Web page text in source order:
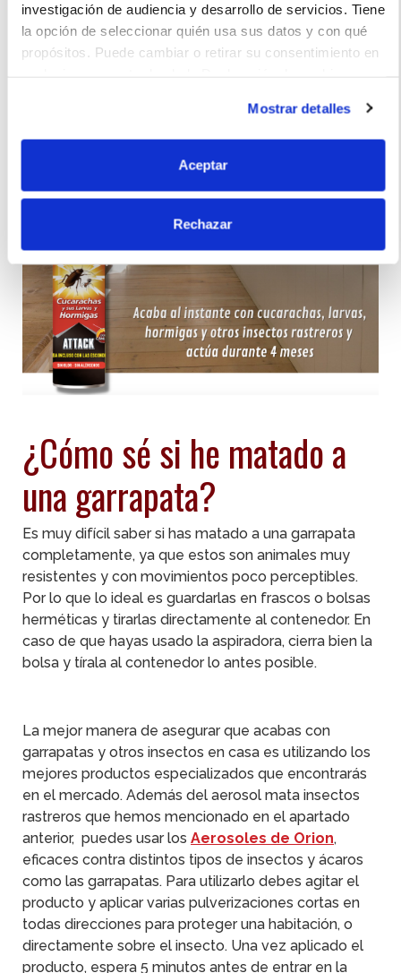
investigación de audiencia y desarrollo de servicios. Tiene
la opción de seleccionar quién usa sus datos y con qué
propósitos. Puede cambiar o retirar su consentimiento en
Si lo permite, también quisiéramos:
Recopilar información sobre su ubicación
Identificar su dispositivo analizándolo activamente
para buscar características específicas (huellas
digitales)
Obtenga más información sobre cómo se procesan sus
datos personales y establezca sus preferencias en la
sección de datos
. Puede cambiar o retirar su
consentimiento en cualquier momento en la Declaración
de cookies.
el contenido y los anuncios, ofrecer funciones de redes
sociales y analizar el tráfico. Además, compartimos
información sobre el uso que haga del sitio web con
nuestros partners de redes sociales, publicidad y análisis
web, quienes pueden combinarla con otra información que
les haya proporcionado o que hayan recopilado a partir
del uso que haya hecho de sus servicios.
Mostrar detalles
Aceptar
Rechazar
¿Cómo sé si he matado a
una garrapata?
Es muy difícil saber si has matado a una garrapata
completamente, ya que estos son animales muy
resistentes y con movimientos poco perceptibles.
Por lo que lo ideal es guardarlas en frascos o bolsas
herméticas y tirarlas directamente al contenedor. En
caso de que hayas usado la aspiradora, cierra bien la
bolsa y tírala al contenedor lo antes posible.
La mejor manera de asegurar que acabas con
garrapatas y otros insectos en casa es utilizando los
mejores productos especializados que encontrarás
en el mercado. Además del aerosol mata insectos
rastreros que hemos mencionado en el apartado
anterior, puedes usar los Aerosoles de Orion,
eficaces contra distintos tipos de insectos y ácaros
como las garrapatas. Para utilizarlo debes agitar el
producto y aplicar varias pulverizaciones cortas en
todas direcciones para proteger una habitación, o
directamente sobre el insecto. Una vez aplicado el
producto, espera 5 minutos antes de entrar en la